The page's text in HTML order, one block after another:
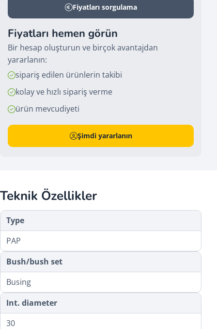
Fiyatları sorgulama
Fiyatları hemen görün
Bir hesap oluşturun ve birçok avantajdan
yararlanın:
sipariş edilen ürünlerin takibi
kolay ve hızlı sipariş verme
ürün mevcudiyeti
Şimdi yararlanın
Teknik Özellikler
Type
PAP
Bush/bush set
Busing
Int. diameter
30